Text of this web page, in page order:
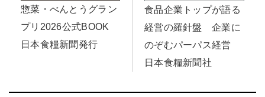
惣菜・べんとうグラン
プリ2026公式BOOK
日本食糧新聞発行
食品企業トップが語る
経営の羅針盤 企業に
のぞむパーパス経営
日本食糧新聞社